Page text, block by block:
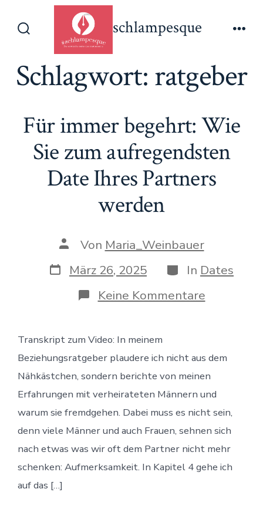
Inhalt
ein-/ausblenden
schlampesque
Schlagwort:ratgeber
Für immer begehrt: Wie
Sie zum aufregendsten
Date Ihres Partners
werden
Beitragsautor
Von Maria_Weinbauer
Veröffentlichungsdatum
März 26, 2025 Kategorien
In Dates
Keine Kommentarezu
Für
Sie
zum
Date
Ihres
Partners
werden
Transkript zum Video: In meinem
Beziehungsratgeber plaudere ich nicht aus dem
Nähkästchen, sondern berichte von meinen
Erfahrungen mit verheirateten Männern und
warum sie fremdgehen. Dabei muss es nicht sein,
denn viele Männer und auch Frauen, sehnen sich
nach etwas was wir oft dem Partner nicht mehr
schenken: Aufmerksamkeit. In Kapitel 4 gehe ich
auf das […]